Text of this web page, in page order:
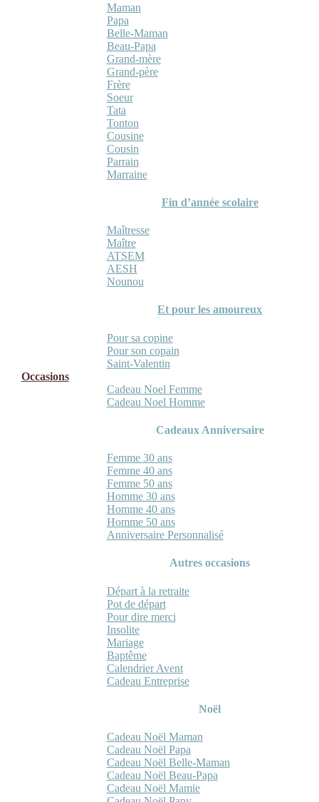
Maman
Papa
Belle-Maman
Beau-Papa
Grand-mère
Grand-père
Frère
Soeur
Tata
Tonton
Cousine
Cousin
Parrain
Marraine
Fin d’année scolaire
Maîtresse
Maître
ATSEM
AESH
Nounou
Et pour les amoureux
Pour sa copine
Pour son copain
Saint-Valentin
Occasions
Cadeau Noel Femme
Cadeau Noel Homme
Cadeaux Anniversaire
Femme 30 ans
Femme 40 ans
Femme 50 ans
Homme 30 ans
Homme 40 ans
Homme 50 ans
Anniversaire Personnalisé
Autres occasions
Départ à la retraite
Pot de départ
Pour dire merci
Insolite
Mariage
Baptême
Calendrier Avent
Cadeau Entreprise
Noël
Cadeau Noël Maman
Cadeau Noël Papa
Cadeau Noël Belle-Maman
Cadeau Noël Beau-Papa
Cadeau Noël Mamie